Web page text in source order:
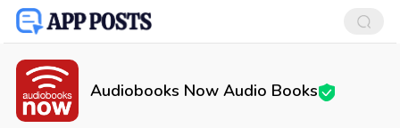
Audiobooks Now Audio Books